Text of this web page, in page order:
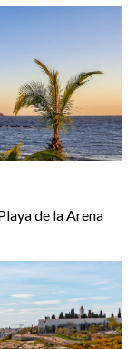
de la Arena